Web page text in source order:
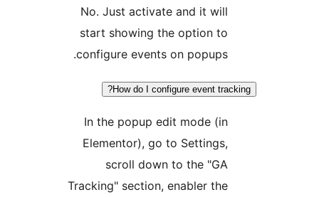
No. Just activate and it
start showing the option
configure events on
How do I configure event
In the popup edit mode
Elementor), go to
scroll down to the
Tracking" section, enabler